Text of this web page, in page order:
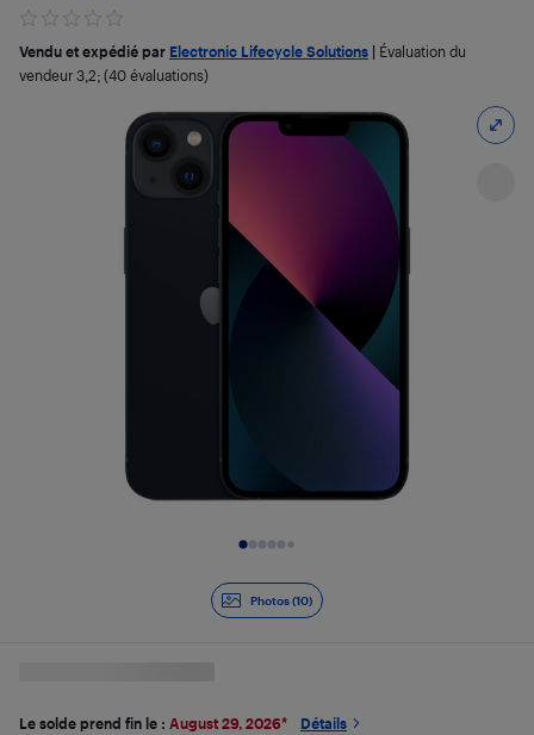
Photos (10)
Vendu et expédié par Electronic Lifecycle Solutions
Évaluation du
vendeur 3,2; (40 évaluations)
Le solde prend fin le : August 29, 2026* Détails